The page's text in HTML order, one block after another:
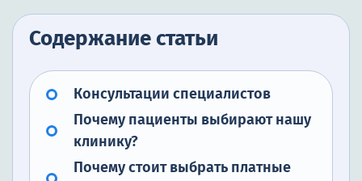
Содержание статьи
Консультации специалистов
Почему пациенты выбирают нашу
клинику?
Почему стоит выбрать платные